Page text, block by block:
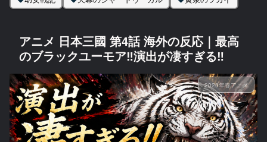
アニメ 日本三國 第4話 海外の反応｜最高
のブラックユーモア‼演出が凄すぎる‼
2026年春アニメ